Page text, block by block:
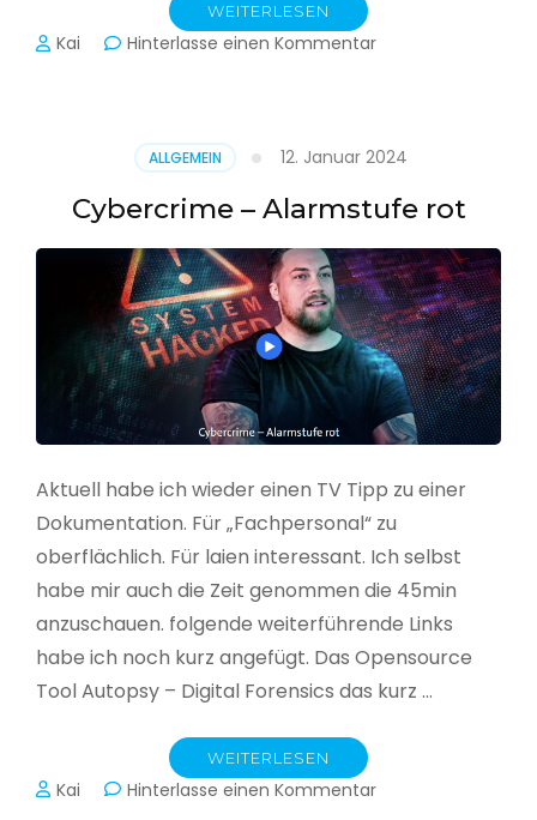
WEITERLESEN
Kai Hinterlasse einen Kommentarzu
Produktion
ALLGEMEIN 12. Januar 2024
Cybercrime – Alarmstufe rot
Aktuell habe ich wieder einen TV Tipp zu einer
Dokumentation. Für „Fachpersonal“ zu
oberflächlich. Für laien interessant. Ich selbst
habe mir auch die Zeit genommen die 45min
anzuschauen. folgende weiterführende Links
habe ich noch kurz angefügt. Das Opensource
Tool Autopsy – Digital Forensics das kurz …
WEITERLESEN
Kai Hinterlasse einen Kommentarzu